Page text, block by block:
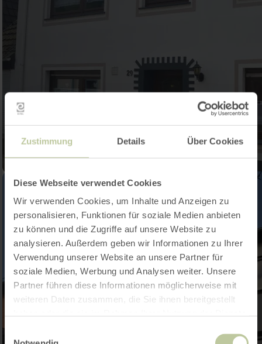
Zustimmung Details Über Cookies
Diese Webseite verwendet Cookies
Wir verwenden Cookies, um Inhalte und Anzeigen zu
personalisieren, Funktionen für soziale Medien anbieten
zu können und die Zugriffe auf unsere Website zu
analysieren. Außerdem geben wir Informationen zu Ihrer
Verwendung unserer Website an unsere Partner für
soziale Medien, Werbung und Analysen weiter. Unsere
Partner führen diese Informationen möglicherweise mit
weiteren Daten zusammen, die Sie ihnen bereitgestellt
Einwilligungsauswahl